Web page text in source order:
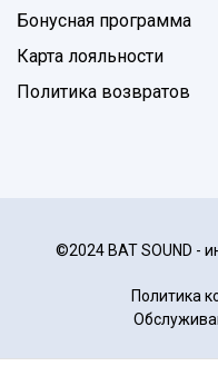
Бонусная программа
Карта лояльности
Политика возвратов
©2024 BAT SOUND -
Политика